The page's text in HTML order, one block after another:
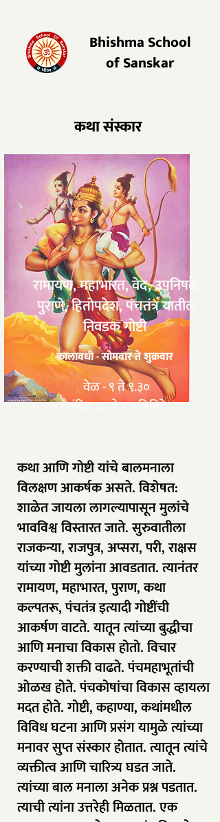
Bhishma School
of Sanskar
​कथा संस्कार
रामायण, महाभारत, वेद, उपनिषदे,
पुराणे, हितोपदेश, पंचतंत्र​ यातील
निवडक गोष्टी
कालावधी - सोमवार ते शुक्रवार
वेळ - ९ ते ९.३०
दैनंदिन ३० ते ४५ मिनिटे
कथा आणि गोष्टी यांचे बालमनाला
विलक्षण आकर्षक असते. विशेषत:
शाळेत जायला लागल्यापासून मुलांचे
भावविश्व विस्तारत जाते. सुरुवातीला
राजकन्या, राजपुत्र, अप्सरा, परी, राक्षस
यांच्या गोष्टी मुलांना आवडतात. त्यानंतर
रामायण, महाभारत, पुराण, कथा
कल्पतरू, पंचतंत्र इत्यादी गोष्टींची
आकर्षण वाटते. यातून त्यांच्या बुद्धीचा
आणि मनाचा विकास होतो. विचार
करण्याची शक्ती वाढते. पंचमहाभूतांची
ओळख होते. पंचकोषांचा विकास व्हायला
मदत होते. गोष्टी, कहाण्या, कथांमधील
विविध घटना आणि प्रसंग यामुळे त्यांच्या
मनावर सुप्त संस्कार होतात. त्यातून त्यांचे
व्यक्तीत्व आणि चारित्र्य घडत जाते.
त्यांच्या बाल मनाला अनेक प्रश्न पडतात.
त्याची त्यांना उत्तरेही मिळतात. एक